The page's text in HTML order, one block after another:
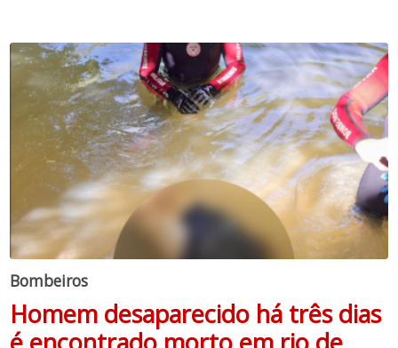
Bombeiros
Homem desaparecido há três dias